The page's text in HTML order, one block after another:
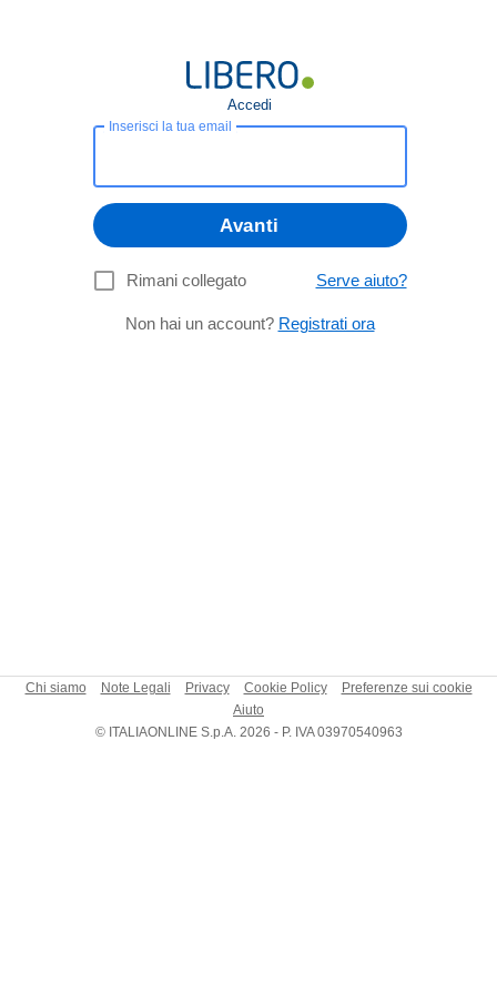
Accedi
Inserisci la tua email
Avanti
Rimani collegato Serve aiuto?
Non hai un account? Registrati ora
Chi siamo Note Legali Privacy Cookie Policy
Preferenze sui cookie
Aiuto
© ITALIAONLINE S.p.A. 2026 - P. IVA 03970540963